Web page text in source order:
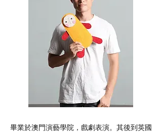
畢業於澳門演藝學院，戲劇表演。其後到英國